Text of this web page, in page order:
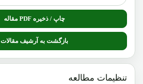
چاپ / ذخیره PDF مقاله
بازگشت به آرشیف مقالات
تنظیمات مطالعه